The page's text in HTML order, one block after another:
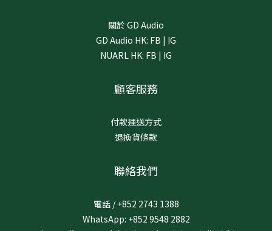
關於 GD Audio
GD Audio HK: FB | IG
NUARL HK: FB | IG
顧客服務
付款運送方式
退換貨條款
聯絡我們
電話 / +852 2743 1388
WhatsApp: +852 9548 2882